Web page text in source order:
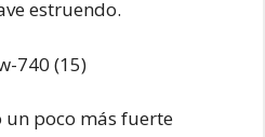
estruendo.
un poco más fuerte